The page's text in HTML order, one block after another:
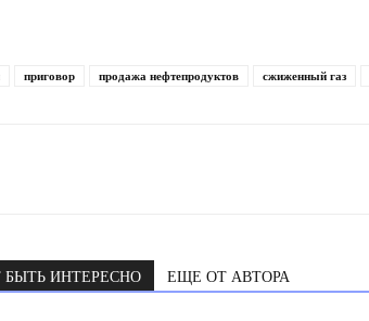
приговор продажа нефтепродуктов сжиженный газ
ИНТЕРЕСНО ЕЩЕ ОТ АВТОРА